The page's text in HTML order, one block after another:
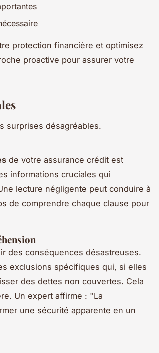
protection financière et optimisez
proactive pour assurer votre
surprises désagréables.
de votre assurance crédit est
informations cruciales qui
lecture négligente peut conduire à
de comprendre chaque clause pour
des conséquences désastreuses.
exclusions spécifiques qui, si elles
des dettes non couvertes. Cela
Un expert affirme : "La
une sécurité apparente en un